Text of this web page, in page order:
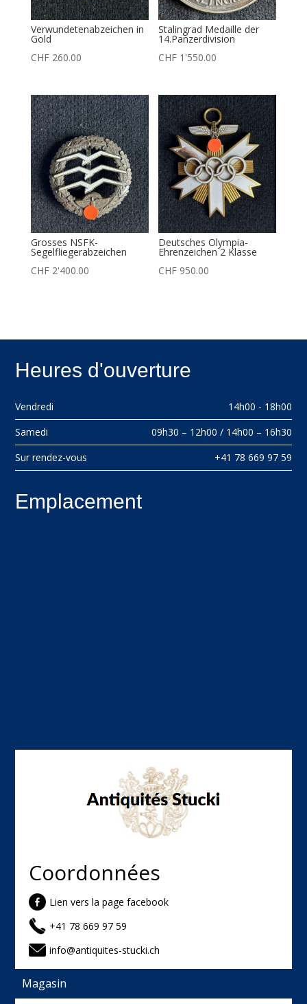
Verwundetenabzeichen in
Gold
CHF260.00
Stalingrad Medaille der
14.Panzerdivision
CHF 1'550.00
Grosses NSFK-
Segelfliegerabzeichen
CHF2'400.00
Deutsches Olympia-
Ehrenzeichen 2 Klasse
CHF 950.00
Heures d'ouverture
Vendredi
14h00 - 18h00
Samedi
09h30 – 12h00 / 14h00 – 16h30
Sur rendez-vous
+41 78 669 97 59
Emplacement
Coordonnées
Lien vers la page facebook
+41 78 669 97 59
info@antiquites-stucki.ch
Magasin